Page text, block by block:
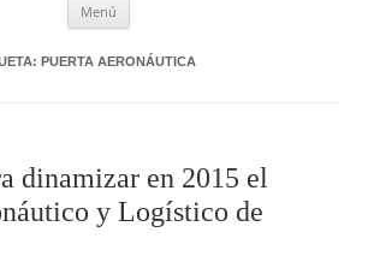
Menú
PUERTA AERONÁUTICA
dinamizar en 2015 el
y Logístico de